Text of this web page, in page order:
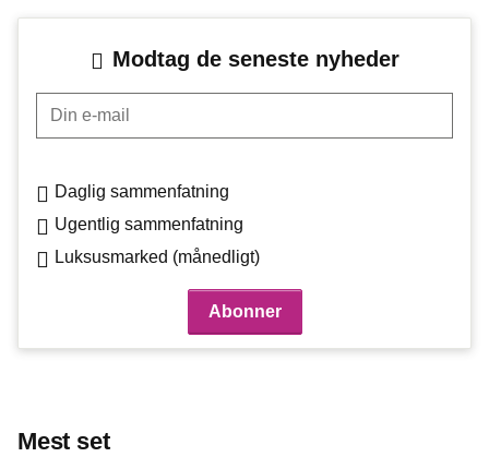
Modtag de seneste nyheder
Din e-mail
Daglig sammenfatning
Ugentlig sammenfatning
Luksusmarked (månedligt)
Mest set